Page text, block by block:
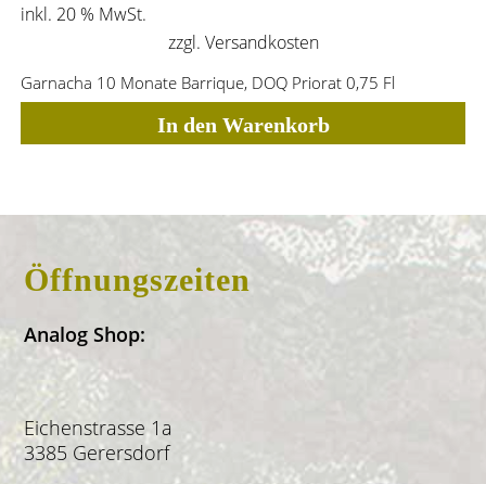
inkl. 20 % MwSt.
zzgl. Versandkosten
Garnacha 10 Monate Barrique, DOQ Priorat 0,75 Fl
In den Warenkorb
Öffnungszeiten
Analog Shop:
Eichenstrasse 1a
3385 Gerersdorf